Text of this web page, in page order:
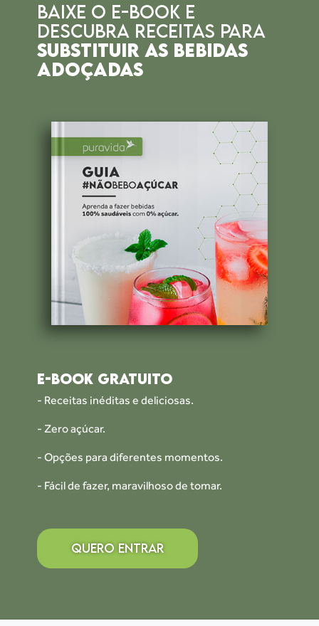
BAIXE O E-BOOK E
DESCUBRA RECEITAS PARA
SUBSTITUIR AS BEBIDAS
ADOÇADAS
E-BOOK GRATUITO
- Receitas inéditas e deliciosas.
- Zero açúcar.
- Opções para diferentes momentos.
- Fácil de fazer, maravilhoso de tomar.
QUERO ENTRAR